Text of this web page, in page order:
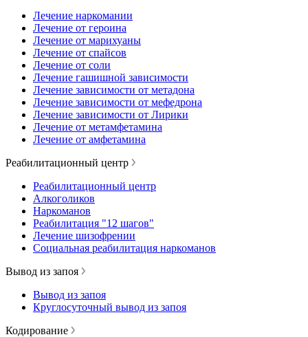
Лечение наркомании
Лечение от героина
Лечение от марихуаны
Лечение от спайсов
Лечение от соли
Лечение гашишной зависимости
Лечение зависимости от метадона
Лечение зависимости от мефедрона
Лечение зависимости от Лирики
Лечение от метамфетамина
Лечение от амфетамина
Реабилитационный центр
Реабилитационный центр
Алкоголиков
Наркоманов
Реабилитация "12 шагов"
Лечение шизофрении
Социальная реабилитация наркоманов
Вывод из запоя
Вывод из запоя
Круглосуточный вывод из запоя
Кодирование